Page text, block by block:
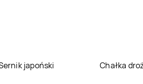
japoński Chałka